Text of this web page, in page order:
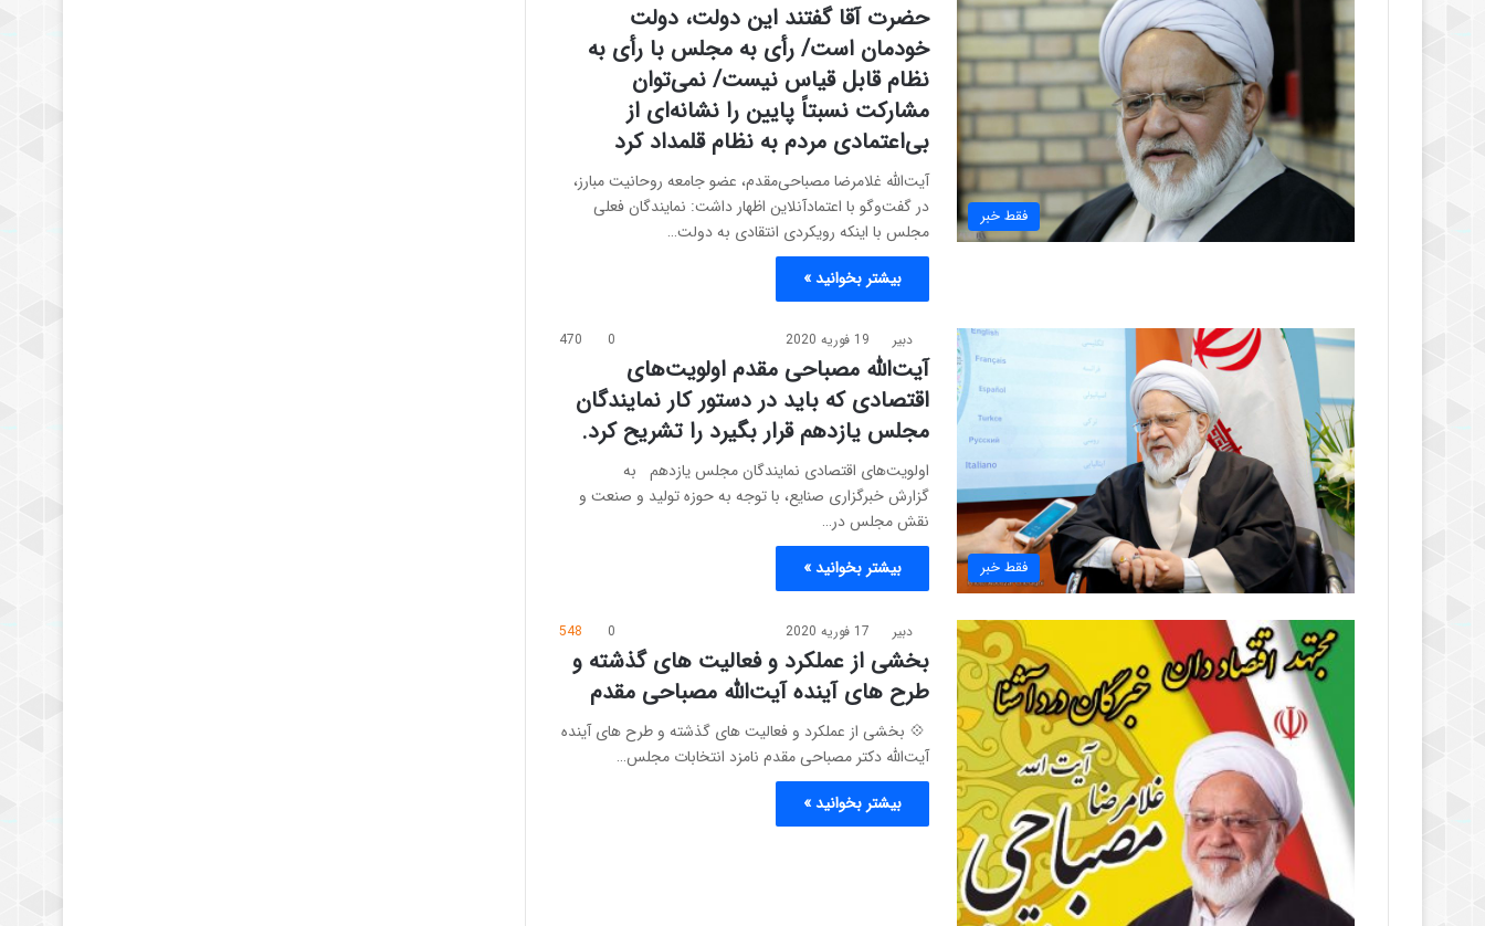
فقط خبر
حضرت آقا گفتند این دولت، دولت
خودمان است/ رأی به مجلس با رأی به
نظام قابل قیاس نیست/ نمی‌توان
مشارکت نسبتاً پایین را نشانه‌ای از
بی‌اعتمادی مردم به نظام قلمداد کرد
آیت‌الله غلامرضا مصباحی‌مقدم، عضو جامعه روحانیت مبارز،
در گفت‌وگو با اعتمادآنلاین اظهار داشت: نمایندگان فعلی
مجلس با اینکه رویکردی انتقادی به دولت…
بیشتر بخوانید »
فقط خبر
دبیر 19 فوریه 2020 0
470
آیت‌الله مصباحی مقدم اولویت‌های
اقتصادی که باید در دستور کار نمایندگان
مجلس یازدهم قرار بگیرد را تشریح کرد.
اولویت‌های اقتصادی نمایندگان مجلس یازدهم به
گزارش خبرگزاری صنایع، با توجه به حوزه تولید و صنعت و
نقش مجلس در…
بیشتر بخوانید »
دبیر 17 فوریه 2020 0
548
بخشی از عملکرد و فعالیت های گذشته و
طرح های آینده آیت‌الله مصباحی مقدم
‍ 💠 بخشی از عملکرد و فعالیت های گذشته و طرح های آینده
آیت‌الله دکتر مصباحی مقدم نامزد انتخابات مجلس…
بیشتر بخوانید »